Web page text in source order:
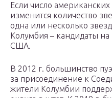
Если число
изменится количество
одна или несколько
Колумбия – кандидаты
США.
В 2012 г. большинство
за присоединение к
жители Колумбии